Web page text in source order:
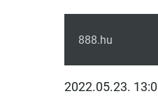
888.hu
2022.05.23.